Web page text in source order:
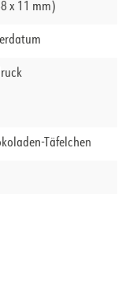
x 11 mm)
Täfelchen